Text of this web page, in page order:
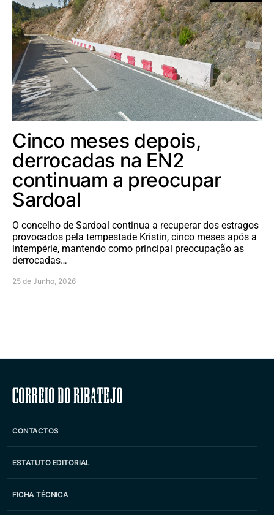
Cinco meses depois,
derrocadas na EN2
continuam a preocupar
Sardoal
O concelho de Sardoal continua a recuperar dos estragos
provocados pela tempestade Kristin, cinco meses após a
intempérie, mantendo como principal preocupação as
derrocadas…
25 de Junho, 2026
Correio do Ribatejo
CONTACTOS
ESTATUTO EDITORIAL
FICHA TÉCNICA